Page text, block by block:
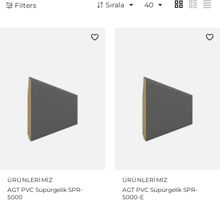
Filters Sırala 40
ÜRÜNLERIMIZ
AGT PVC Süpürgelik SPR-
5000
ÜRÜNLERIMIZ
AGT PVC Süpürgelik SPR-
5000-E